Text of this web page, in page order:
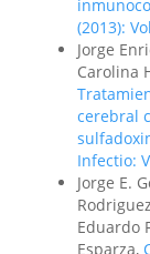
(2013):
Jorge
Carolina
cerebral
Infectio:
Jorge E.
Eduardo
Esparza,